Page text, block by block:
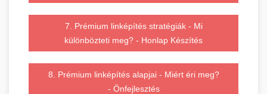
7. Prémium linképítés stratégiák - Mi
különbözteti meg? - Honlap Készítés
8. Prémium linképítés alapjai - Miért éri meg?
- Önfejlesztés